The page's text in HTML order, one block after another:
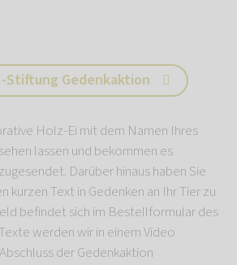
Stiftung Gedenkaktion
Holz-Ei mit dem Namen Ihres
lassen und bekommen es
Darüber hinaus haben Sie
kurzen Text in Gedenken an Ihr Tier zu
befindet sich im Bestellformular des
werden wir in einem Video
der Gedenkaktion